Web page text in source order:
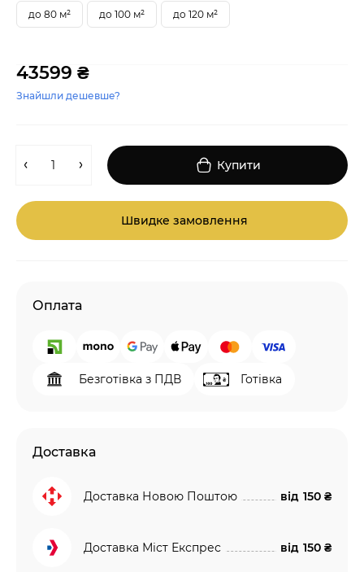
до 80 м² до 100 м² до 120 м²
43599 ₴
Знайшли дешевше?
Купити
Швидке замовлення
Оплата
Безготівка з ПДВ Готівка
Доставка
Доставка Новою Поштою від 150 ₴
Доставка Міст Експрес від 150 ₴